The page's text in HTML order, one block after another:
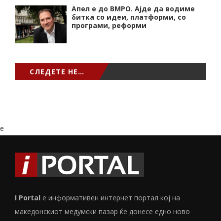
Апел е до ВМРО. Ајде да водиме
битка со идеи, платформи, со
програми, реформи
СЛЕДЕТЕ НЕ…
e
I Portal е информативен интернет портал кој на
македонскиот медумски пазар ќе донесе едно ново